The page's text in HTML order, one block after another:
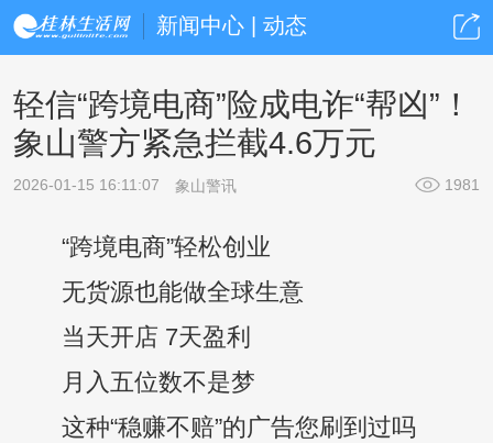
新闻中心 | 动态
轻信“跨境电商”险成电诈“帮凶”！
象山警方紧急拦截4.6万元
2026-01-15 16:11:07 象山警讯 1981
“跨境电商”轻松创业
无货源也能做全球生意
当天开店 7天盈利
月入五位数不是梦
这种“稳赚不赔”的广告您刷到过吗